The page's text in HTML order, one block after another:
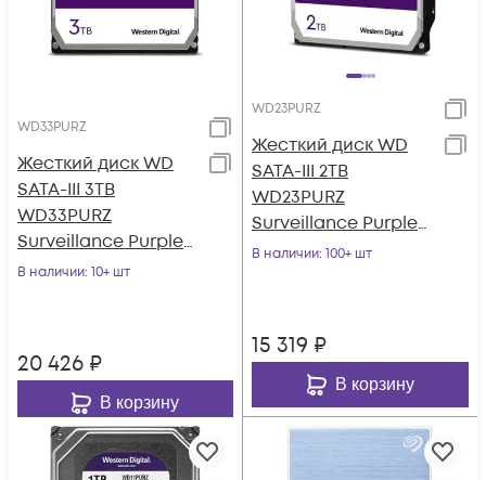
WD33PURZ
Жесткий диск WD
SATA-III 3TB
WD33PURZ
Surveillance Purple
(5400rpm) 256Mb 3.5"
В наличии: 10+ шт
20 426 ₽
В корзину
WD23PURZ
Жесткий диск WD
SATA-III 2TB
WD23PURZ
Surveillance Purple
(5400rpm) 64Mb 3.5"
В наличии: 100+ шт
15 319 ₽
В корзину